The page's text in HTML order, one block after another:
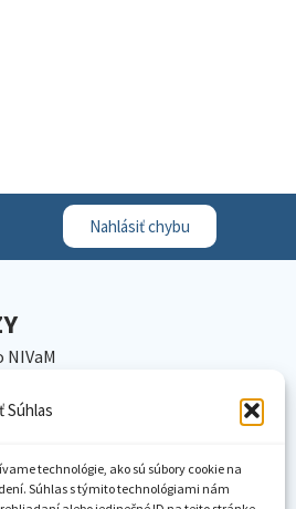
Súhlas
technológie, ako sú súbory cookie na
Súhlas s týmito technológiami nám
Nahlásiť chybu